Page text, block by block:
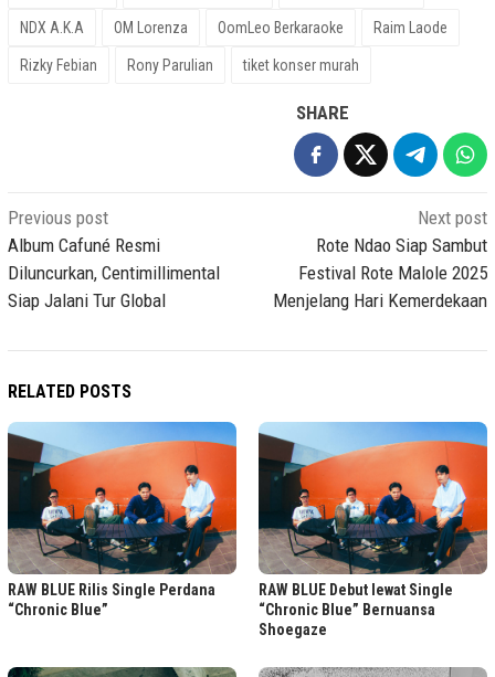
NDX A.K.A OM Lorenza OomLeo Berkaraoke Raim Laode
Rizky Febian Rony Parulian tiket konser murah
SHARE
Post
navigation
Previous post
Album Cafuné Resmi
Diluncurkan, Centimillimental
Siap Jalani Tur Global
Next post
Rote Ndao Siap Sambut
Festival Rote Malole 2025
Menjelang Hari Kemerdekaan
RELATED POSTS
RAW BLUE Rilis Single Perdana
“Chronic Blue”
RAW BLUE Debut lewat Single
“Chronic Blue” Bernuansa
Shoegaze